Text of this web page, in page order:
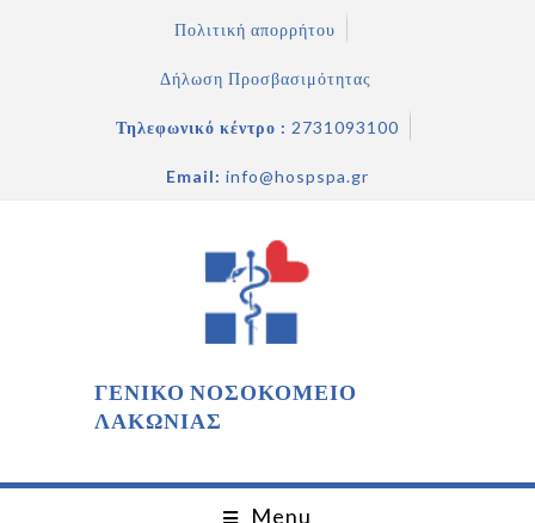
Πολιτική απορρήτου
Δήλωση Προσβασιμότητας
Τηλεφωνικό κέντρο : 2731093100
Email: info@hospspa.gr
ΓΕΝΙΚΟ ΝΟΣΟΚΟΜΕΙΟ
ΛΑΚΩΝΙΑΣ
Menu